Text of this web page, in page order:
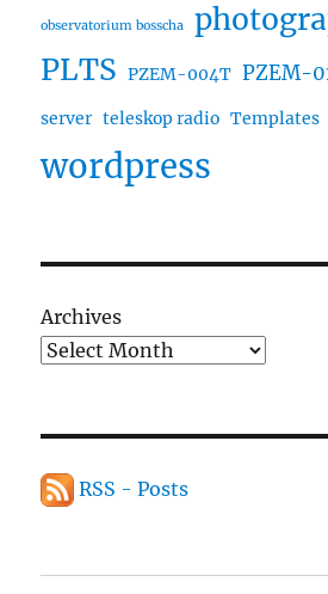
observatorium bosscha
PLTS PZEM-004T PZEM-
server teleskop radio Templates
wordpress
Archives
RSS - Posts